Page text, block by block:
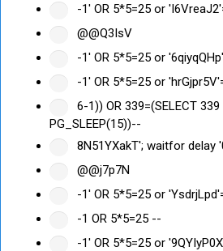
-1' OR 5*5=25 or
@@Q3IsV
-1' OR 5*5=25 or
-1' OR 5*5=25 or
6-1)) OR 339=(SELECT 339
PG_SLEEP(15))--
8N51YXakT'; waitfor delay
@@j7p7N
-1' OR 5*5=25 or
-1 OR 5*5=25 --
-1' OR 5*5=25 or